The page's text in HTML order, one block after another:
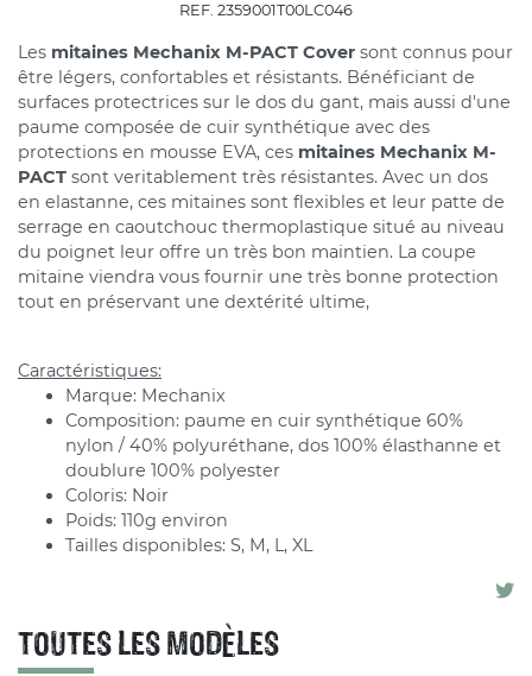
Les mitaines Mechanix M-PACT Cover sont connus pour
être légers, confortables et résistants. Bénéficiant de
surfaces protectrices sur le dos du gant, mais aussi d'une
paume composée de cuir synthétique avec des
protections en mousse EVA, ces mitaines Mechanix M-
PACT sont veritablement très résistantes. Avec un dos
en elastanne, ces mitaines sont flexibles et leur patte de
serrage en caoutchouc thermoplastique situé au niveau
du poignet leur offre un très bon maintien. La coupe
mitaine viendra vous fournir une très bonne protection
tout en préservant une dextérité ultime,
Caractéristiques:
Marque: Mechanix
Composition: paume en cuir synthétique 60%
nylon / 40% polyuréthane, dos 100% élasthanne et
doublure 100% polyester
Coloris: Noir
Poids: 110g environ
Tailles disponibles: S, M, L, XL
REF. 2359001T00LC046
TOUTES LES MODÈLES